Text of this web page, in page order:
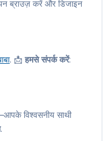
ब्राउज़ करें और डिजाइन
. 📩 हमसे संपर्क करें:
विश्वसनीय साथी
.